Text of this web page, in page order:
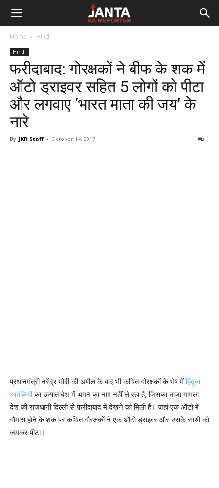
Janta
Reporter
Home Hindi
Hindi
फरीदाबाद: गोरक्षकों ने बीफ के शक में
ऑटो ड्राइवर सहित 5 लोगों को पीटा
और लगवाए ‘भारत माता की जय’ के
नारे
By JKR Staff - October 14, 2017 1
प्रधानमंत्री नरेंद्र मोदी की अपील के बाद भी कथित गोरक्षकों के भेष मेंहिंदुत्व
आतंकियोंका उत्पात देश में थमने का नाम नहीं ले रहा है, जिसका ताजा मामला
देश की राजधानी दिल्ली से फरीदाबाद में देखने को मिली है। जहां एक ऑटो में
गौमांस होने के शक पर कथित गौरक्षकों ने एक ऑटो ड्राइवर और उसके साथी को
जमकर पीटा।